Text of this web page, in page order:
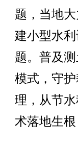
题，当地
建小型水
题。普及
模式，守
理，从节
术落地生